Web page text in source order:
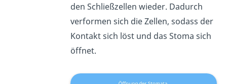
den Schließzellen wieder. Dadurch
verformen sich die Zellen, sodass der
Kontakt sich löst und das Stoma sich
öffnet.